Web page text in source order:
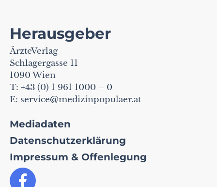
Herausgeber
ÄrzteVerlag
Schlagergasse 11
1090 Wien
T: +43 (0) 1 961 1000 – 0
E: service@medizinpopulaer.at
Mediadaten
Datenschutzerklärung
Impressum & Offenlegung